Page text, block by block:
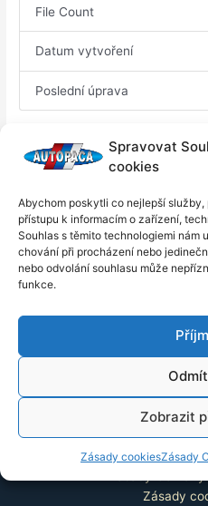
Spravovat
cookies
Abychom poskytli co nejlepší
přístupu k informacím o zařízení,
Souhlas s těmito technologiemi nám
chování při procházení nebo
nebo odvolání souhlasu může
funkce.
Zobrazit
Zásady cookiesZásady
File Count
Datum vytvoření
Poslední úprava
Stáhnout
Description
Info
Zásady